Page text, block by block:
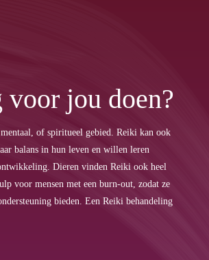
jou doen?
of spiritueel gebied. Reiki kan ook
balans in hun leven en willen leren
Dieren vinden Reiki ook heel
voor mensen met een burn-out, zodat ze
bieden. Een Reiki behandeling